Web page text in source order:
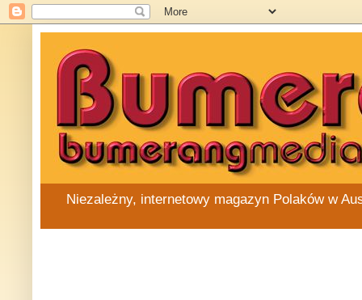
Niezależny, internetowy magazyn Polaków w